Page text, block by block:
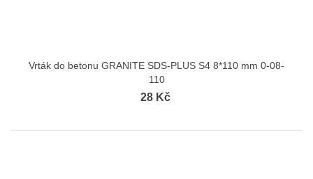
Vrták do betonu GRANITE SDS-PLUS S4 8*110 mm 0-08-
110
28 Kč